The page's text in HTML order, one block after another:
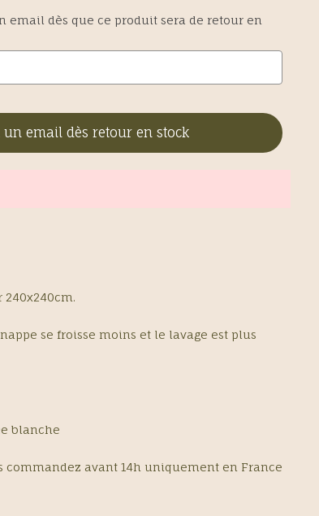
email dès que ce produit sera de retour en
email dès retour en stock
se froisse moins et le lavage est plus
blanche
commandez avant 14h uniquement en France